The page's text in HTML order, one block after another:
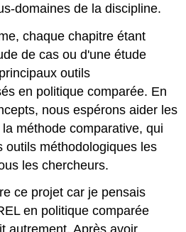
domaines de la discipline.
chaque chapitre étant
de cas ou d'une étude
outils
en politique comparée. En
nous espérons aider les
méthode comparative, qui
outils méthodologiques les
les chercheurs.
ce projet car je pensais
en politique comparée